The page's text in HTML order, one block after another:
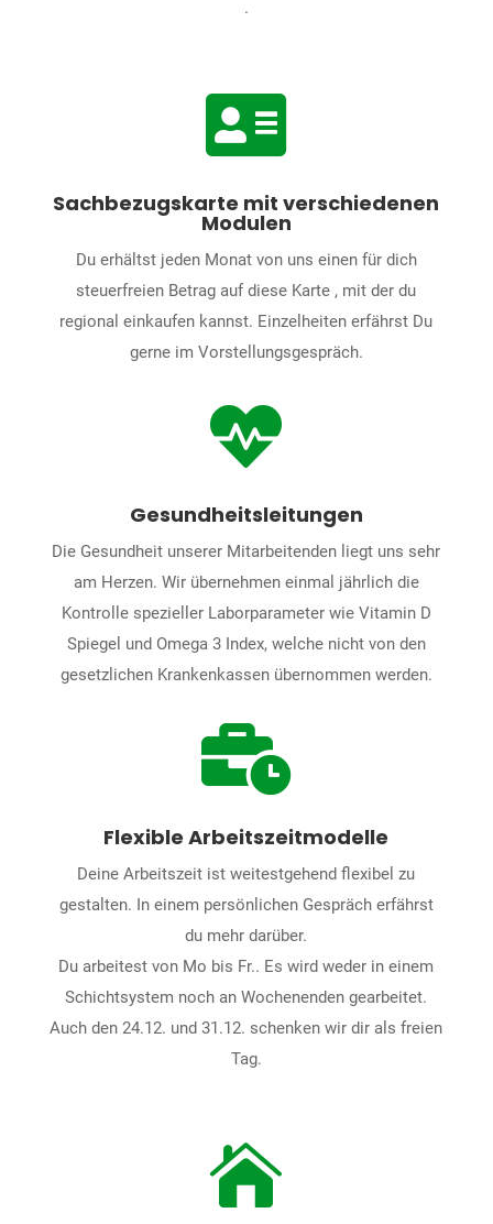
.

Sachbezugskarte mit verschiedenen
Modulen
Du erhältst jeden Monat von uns einen für dich
steuerfreien Betrag auf diese Karte , mit der du
regional einkaufen kannst. Einzelheiten erfährst Du
gerne im Vorstellungsgespräch.

Gesundheitsleitungen
Die Gesundheit unserer Mitarbeitenden liegt uns sehr
am Herzen. Wir übernehmen einmal jährlich die
Kontrolle spezieller Laborparameter wie Vitamin D
Spiegel und Omega 3 Index, welche nicht von den
gesetzlichen Krankenkassen übernommen werden.

Flexible Arbeitszeitmodelle
Deine Arbeitszeit ist weitestgehend flexibel zu
gestalten. In einem persönlichen Gespräch erfährst
du mehr darüber.
Du arbeitest von Mo bis Fr.. Es wird weder in einem
Schichtsystem noch an Wochenenden gearbeitet.
Auch den 24.12. und 31.12. schenken wir dir als freien
Tag.
